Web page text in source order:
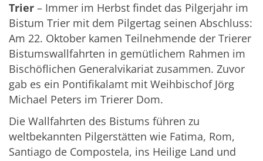
Trier – Immer im Herbst findet das Pilgerjahr im
Bistum Trier mit dem Pilgertag seinen Abschluss:
Am 22. Oktober kamen Teilnehmende der Trierer
Bistumswallfahrten in gemütlichem Rahmen im
Bischöflichen Generalvikariat zusammen. Zuvor
gab es ein Pontifikalamt mit Weihbischof Jörg
Michael Peters im Trierer Dom.
Die Wallfahrten des Bistums führen zu
weltbekannten Pilgerstätten wie Fatima, Rom,
Santiago de Compostela, ins Heilige Land und